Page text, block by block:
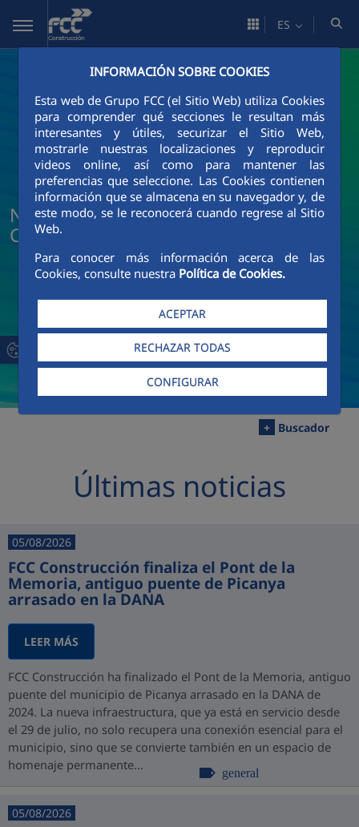
Saltar al contenido principal
INFORMACIÓN SOBRE COOKIES
Esta web de Grupo FCC (el Sitio Web) utiliza Cookies
para comprender qué secciones le resultan más
interesantes y útiles, securizar el Sitio Web,
mostrarle nuestras localizaciones y reproducir
videos online, así como para mantener las
preferencias que seleccione. Las Cookies contienen
información que se almacena en su navegador y, de
este modo, se le reconocerá cuando regrese al Sitio
Web.
Para conocer más información acerca de las
Cookies, consulte nuestra Política de Cookies.
ACEPTAR
RECHAZAR TODAS
CONFIGURAR
ES
Noticias y actualidad de FCC
Construcción
+ Buscador
Últimas noticias
05/08/2026
FCC Construcción finaliza el Pont de la
Memoria, antiguo puente de Picanya
arrasado en la DANA
LEER MÁS
FCC Construcción ha finalizado el Pont de la Memoria, antiguo
puente del municipio de Picanya arrasado en la DANA de
2024. La nueva infraestructura, que ya está en servicio desde
el 29 de julio, no solo recupera una conexión esencial para el
municipio, sino que se convierte también en un espacio de
homenaje permanente...
general
05/08/2026